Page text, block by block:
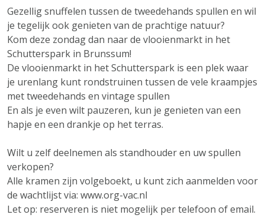
Gezellig snuffelen tussen de tweedehands spullen en wil
je tegelijk ook genieten van de prachtige natuur?
Kom deze zondag dan naar de vlooienmarkt in het
Schutterspark in Brunssum!
De vlooienmarkt in het Schutterspark is een plek waar
je urenlang kunt rondstruinen tussen de vele kraampjes
met tweedehands en vintage spullen
En als je even wilt pauzeren, kun je genieten van een
hapje en een drankje op het terras.
Wilt u zelf deelnemen als standhouder en uw spullen
verkopen?
Alle kramen zijn volgeboekt, u kunt zich aanmelden voor
de wachtlijst via: www.org-vac.nl
Let op: reserveren is niet mogelijk per telefoon of email.